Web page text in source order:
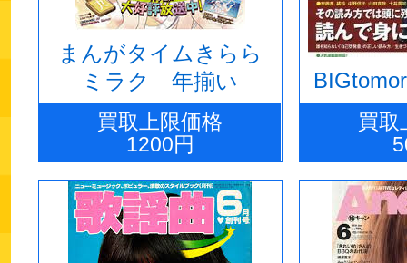
まんがタイムきらら
ミラク 年揃い
買取上限価格
1200円
買取